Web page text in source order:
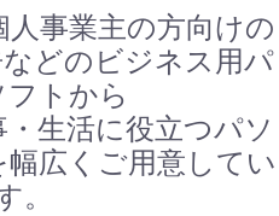
事業主の方向けの
どのビジネス用パ
トから
生活に役立つパソ
広くご用意してい
。